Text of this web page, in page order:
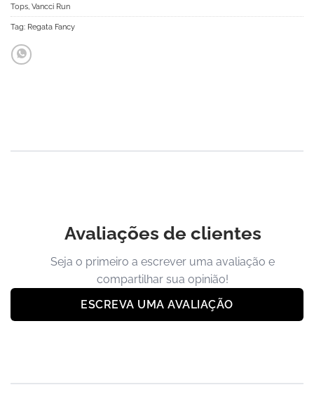
Tops Vancci Run
Tag: Regata Fancy
Avaliações de clientes
Seja o primeiro a escrever uma avaliação e
compartilhar sua opinião!
ESCREVA UMA AVALIAÇÃO